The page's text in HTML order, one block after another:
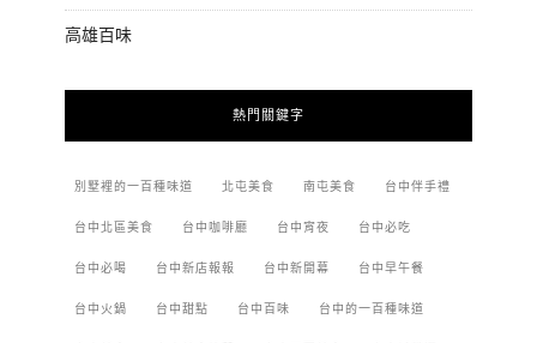
高雄百味
熱門關鍵字
別墅裡的一百種味道 北屯美食 南屯美食 台中伴手禮
台中北區美食 台中咖啡廳 台中宵夜 台中必吃
台中必喝 台中新店報報 台中新開幕 台中早午餐
台中火鍋 台中甜點 台中百味 台中的一百種味道